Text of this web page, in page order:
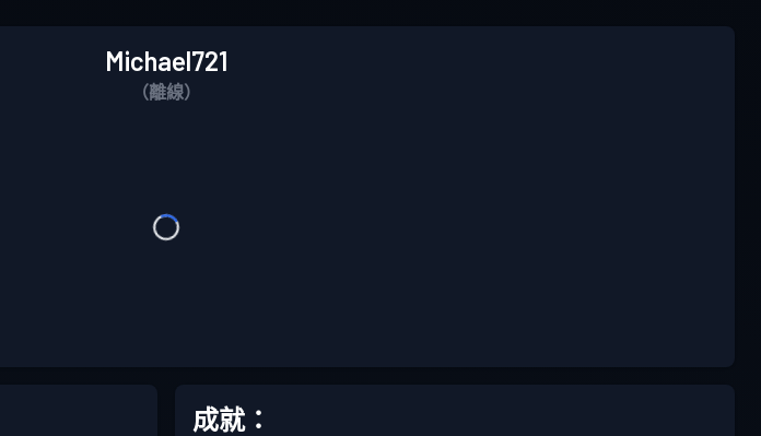
Michael721
（離線）
成就：